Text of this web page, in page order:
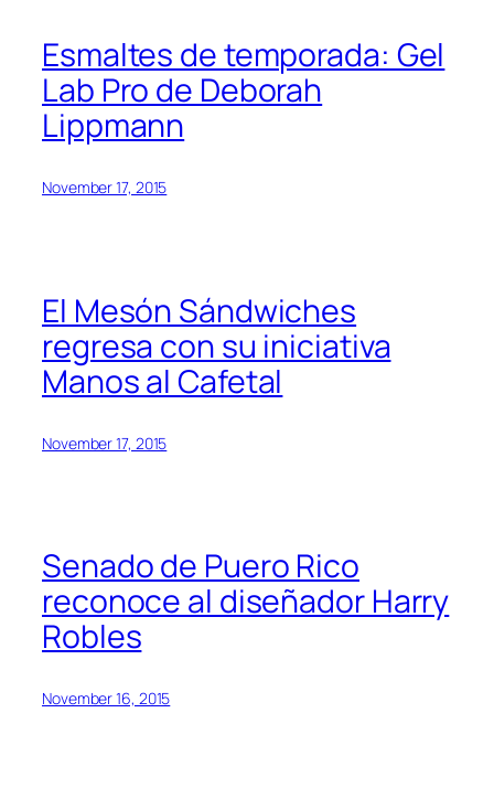
Esmaltes de temporada: Gel
Lab Pro de Deborah
Lippmann
November 17, 2015
El Mesón Sándwiches
regresa con su iniciativa
Manos al Cafetal
November 17, 2015
Senado de Puero Rico
reconoce al diseñador Harry
Robles
November 16, 2015